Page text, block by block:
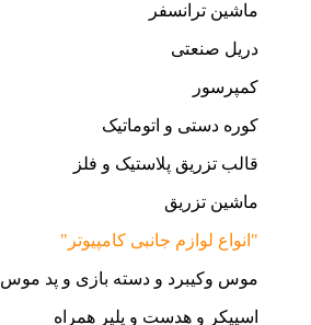
ماشین ترانسفر
دریل صنعتی
کمپرسور
کوره دستی و اتوماتیک
قالب تزریق پلاستیک و فلز
ماشین تزریق
"انواع لوازم جانبی کامپیوتر"
موس وکیبرد و دسته بازی و پد موس
اسپیکر و هدست و پلیر همراه